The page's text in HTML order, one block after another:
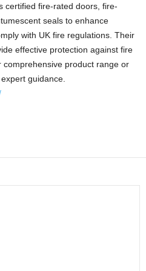
certified fire-rated doors, fire-
seals to enhance
with UK fire regulations. Their
effective protection against fire
comprehensive product range or
guidance.